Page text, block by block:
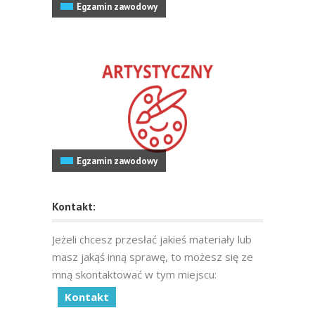
Egzamin zawodowy
Egzamin zawodowy
Kontakt:
Jeżeli chcesz przesłać jakieś materiały lub
masz jakąś inną sprawę, to możesz się ze
mną skontaktować w tym miejscu:
Kontakt